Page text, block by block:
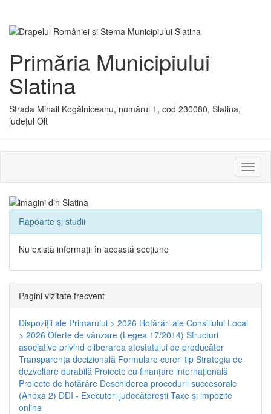
Primăria Municipiului
Slatina
Strada Mihail Kogălniceanu, numărul 1, cod 230080, Slatina,
județul Olt
sau
Rapoarte și studii
Nu există informații în această secțiune
Pagini vizitate frecvent
Dispoziţii ale Primarului > 2026 Hotărâri ale Consiliului Local
> 2026 Oferte de vânzare (Legea 17/2014) Structuri
asociative privind eliberarea atestatului de producător
Transparenţa decizională Formulare cereri tip Strategia de
dezvoltare durabilă Proiecte cu finanţare internaţională
Proiecte de hotărâre Deschiderea procedurii succesorale
(Anexa 2) DDI - Executori judecătorești Taxe şi impozite
online